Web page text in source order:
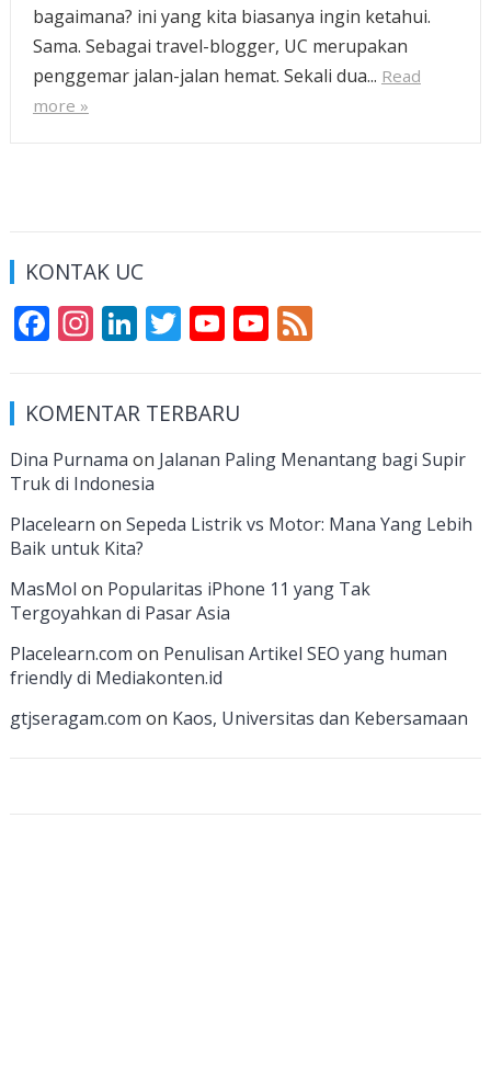
bagaimana? ini yang kita biasanya ingin ketahui.
Sama. Sebagai travel-blogger, UC merupakan
penggemar jalan-jalan hemat. Sekali dua... Read
more »
KONTAK UC
F
e
b
o
o
k
In
a
gr
a
m
Li
k
e
dI
n
T
itt
er
Y
u
T
u
e
Y
u
e
h
a
n
n
F
KOMENTAR TERBARU
Dina Purnama on Jalanan Paling Menantang bagi Supir
Truk di Indonesia
Placelearn on Sepeda Listrik vs Motor: Mana Yang Lebih
Baik untuk Kita?
MasMol on Popularitas iPhone 11 yang Tak
Tergoyahkan di Pasar Asia
Placelearn.com on Penulisan Artikel SEO yang human
friendly di Mediakonten.id
gtjseragam.com on Kaos, Universitas dan Kebersamaan